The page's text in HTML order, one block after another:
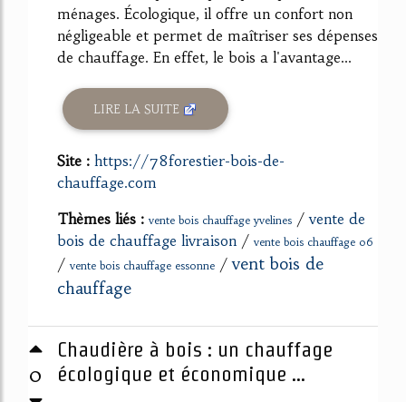
ménages. Écologique, il offre un confort non
négligeable et permet de maîtriser ses dépenses
de chauffage. En effet, le bois a l'avantage...
LIRE LA SUITE
Site : https://78forestier-bois-de-
chauffage.com
Thèmes liés : vente bois chauffage yvelines /vente de
bois de chauffage livraison / vente bois chauffage 06
/ vente bois chauffage essonne /vent bois de
chauffage
0
Chaudière à bois : un chauffage
écologique et économique ...